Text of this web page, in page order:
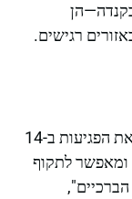
רגישים.
בהחלט. תזמון של 3 שניות עשוי להפחית את הפגיעות ב-14
שניות—כמעט ב-40 אחוז, ומאפשר לתקוף